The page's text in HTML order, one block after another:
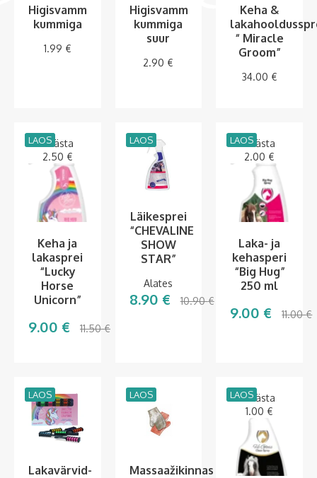
Higisvamm
kummiga
1.99 €
Higisvamm
kummiga
suur
2.90 €
Keha &
“ Miracle
Groom”
34.00 €
Säästa
2.50 €
Keha ja
lakasprei
“Lucky
Horse
Unicorn”
9.00 € 11.50€
LAOS
Läikesprei
“CHEVALINE
SHOW
STAR”
Alates
8.90 € 10.90€
LAOS
Säästa
2.00 €
Laka- ja
kehasperi
“Big Hug”
250 ml
9.00 € 11.00€
LAOS
Lakavärvid-
LAOS
Massaažikinnas
LAOS
Säästa
1.00 €
LAOS